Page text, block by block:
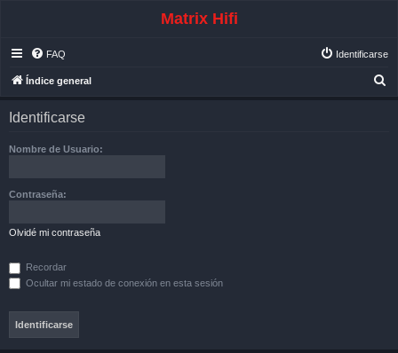
Matrix Hifi
FAQ Identificarse
Índice general
Identificarse
Nombre de Usuario:
Contraseña:
Olvidé mi contraseña
Recordar
Ocultar mi estado de conexión en esta sesión